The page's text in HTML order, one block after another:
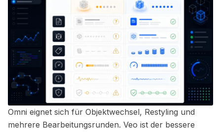
Omni eignet sich für Objektwechsel, Restyling und
mehrere Bearbeitungsrunden. Veo ist der bessere